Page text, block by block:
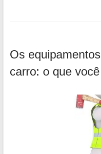
Os
carro: o que